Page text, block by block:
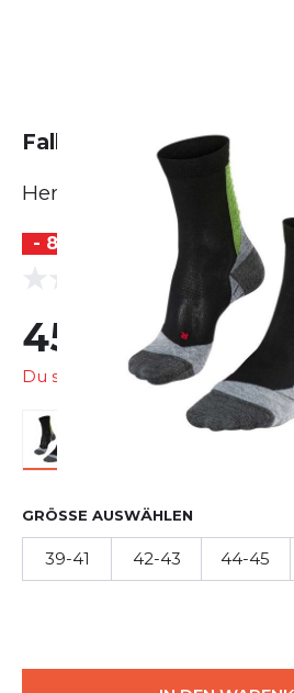
Falke Achilles
Herren
- 8 %
0.0
(0
45,99 € 50,00 €
Du sparst 4,01 €
GRÖSSE AUSWÄHLEN
39-41 42-43 44-45